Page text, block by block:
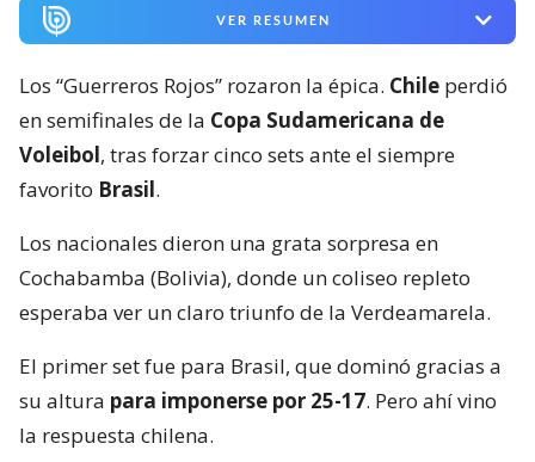
VER RESUMEN
Los “Guerreros Rojos” rozaron la épica. Chile perdió
en semifinales de la Copa Sudamericana de
Voleibol, tras forzar cinco sets ante el siempre
favorito Brasil.
Los nacionales dieron una grata sorpresa en
Cochabamba (Bolivia), donde un coliseo repleto
esperaba ver un claro triunfo de la Verdeamarela.
El primer set fue para Brasil, que dominó gracias a
su altura para imponerse por 25-17. Pero ahí vino
la respuesta chilena.